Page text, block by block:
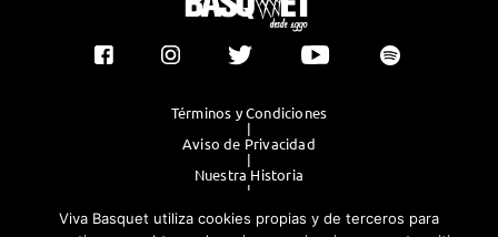
Términos y Condiciones
|
Aviso de Privacidad
|
Nuestra Historia
|
|
Viva Basquet utiliza cookies propias y de terceros para